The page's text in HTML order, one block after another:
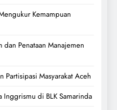
Kemampuan
dan Penataan Manajemen
Partisipasi Masyarakat Aceh
Inggrismu di BLK Samarinda